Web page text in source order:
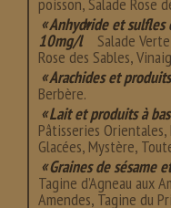
Anhydride et sulfles
10mg/l Salade
Rose des Sables,
Arachides et
Berbère.
Lait et produits à
Pâtisseries Orientales,
Glacées, Mystère,
Graines de sésame
Tagine d’Agneau aux
Amendes, Tagine du